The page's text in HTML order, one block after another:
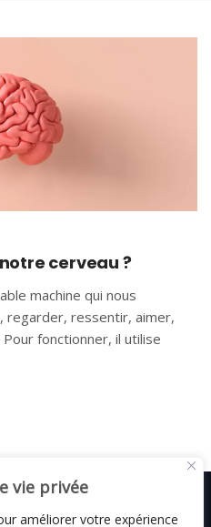
vie privée
améliorer votre expérience
cerveau ?
machine qui nous
ressentir, aimer,
fonctionner, il utilise